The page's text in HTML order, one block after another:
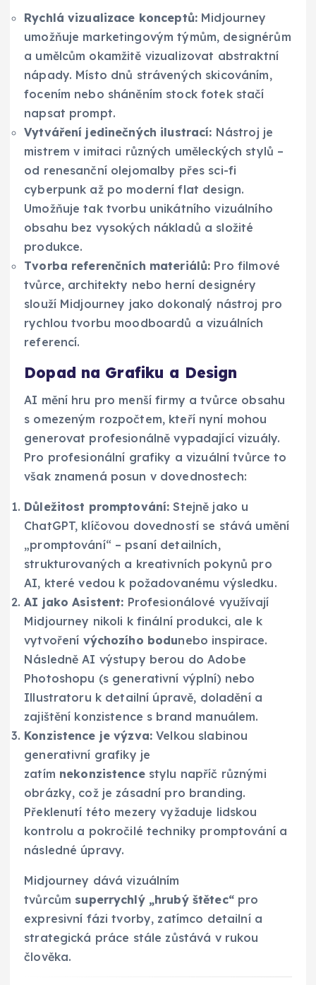
Rychlá vizualizace konceptů: Midjourney
umožňuje marketingovým týmům, designérům
a umělcům okamžitě vizualizovat abstraktní
nápady. Místo dnů strávených skicováním,
focením nebo sháněním stock fotek stačí
napsat prompt.
Vytváření jedinečných ilustrací: Nástroj je
mistrem v imitaci různých uměleckých stylů –
od renesanční olejomalby přes sci-fi
cyberpunk až po moderní flat design.
Umožňuje tak tvorbu unikátního vizuálního
obsahu bez vysokých nákladů a složité
produkce.
Tvorba referenčních materiálů: Pro filmové
tvůrce, architekty nebo herní designéry
slouží Midjourney jako dokonalý nástroj pro
rychlou tvorbu moodboardů a vizuálních
referencí.
Dopad na Grafiku a Design
AI mění hru pro menší firmy a tvůrce obsahu
s omezeným rozpočtem, kteří nyní mohou
generovat profesionálně vypadající vizuály.
Pro profesionální grafiky a vizuální tvůrce to
však znamená posun v dovednostech:
Důležitost promptování: Stejně jako u
ChatGPT, klíčovou dovedností se stává umění
„promptování“ – psaní detailních,
strukturovaných a kreativních pokynů pro
AI, které vedou k požadovanému výsledku.
AI jako Asistent: Profesionálové využívají
Midjourney nikoli k finální produkci, ale k
vytvoření výchozího bodunebo inspirace.
Následně AI výstupy berou do Adobe
Photoshopu (s generativní výplní) nebo
Illustratoru k detailní úpravě, doladění a
zajištění konzistence s brand manuálem.
Konzistence je výzva: Velkou slabinou
generativní grafiky je
zatím nekonzistencestylu napříč různými
obrázky, což je zásadní pro branding.
Překlenutí této mezery vyžaduje lidskou
kontrolu a pokročilé techniky promptování a
následné úpravy.
Midjourney dává vizuálním
tvůrcům superrychlý „hrubý štětec“pro
expresivní fázi tvorby, zatímco detailní a
strategická práce stále zůstává v rukou
člověka.